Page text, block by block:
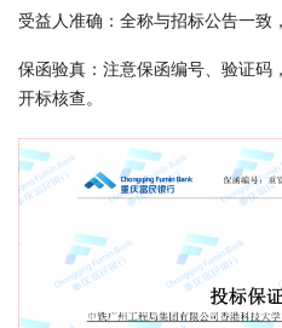
受益人准确：全称与招标公告一致
保函验真：注意保函编号、验证码
开标核查。